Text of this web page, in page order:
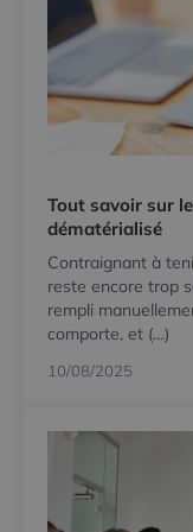
Tout savoir sur
dématérialisé
Contraignant à
reste encore trop
rempli
comporte, et (…)
10/08/2025